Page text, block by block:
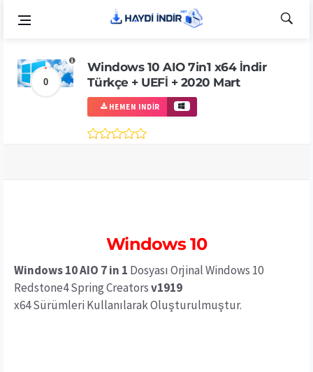
0
Windows 10 AIO 7in1 x64 İndir
Türkçe + UEFİ + 2020 Mart
HEMEN INDIR
Windows 10
Windows 10 AIO 7 in 1 Dosyası Orjinal Windows 10
Redstone4 Spring Creatorsv1919
x64 Sürümleri Kullanılarak Oluşturulmuştur.